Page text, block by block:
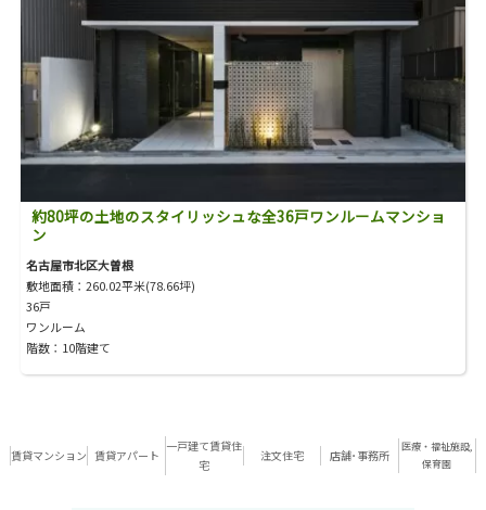
約80坪の土地のスタイリッシュな全36戸ワンルームマンショ
ン
名古屋市北区大曽根
敷地面積：260.02平米(78.66坪)
36戸
ワンルーム
階数：10階建て
賃貸マンション 賃貸アパート
一戸建て賃貸住
宅
注文住宅 店舗･事務所
医療・福祉施設,
保育園